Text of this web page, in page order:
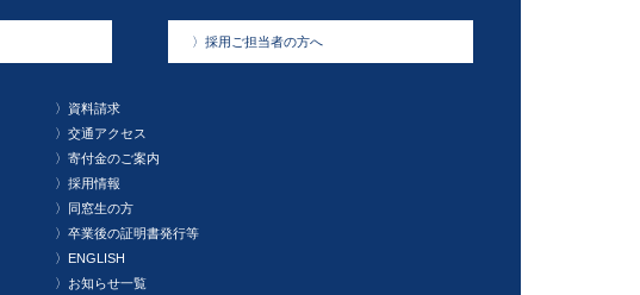
〉 採用ご担当者の方へ
〉 資料請求
〉交通アクセス
〉寄付金のご案内
〉採用情報
〉 同窓生の方
〉卒業後の証明書発行等
〉 ENGLISH
〉 お知らせ一覧